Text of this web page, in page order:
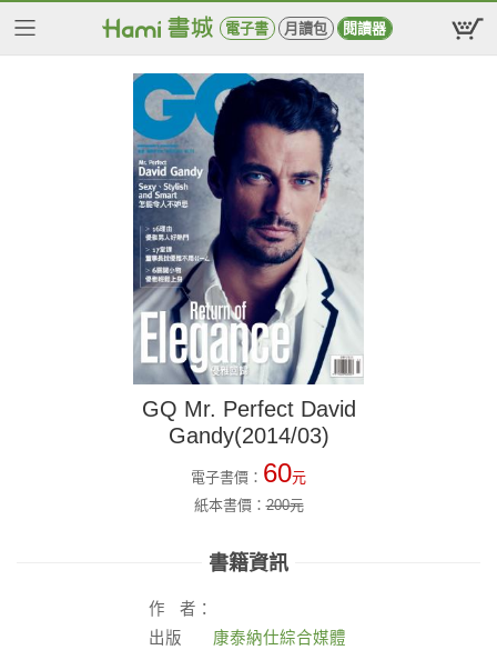
電子書 月讀包 閱讀器
GQ Mr. Perfect David
Gandy(2014/03)
電子書價： 60元
紙本書價：200元
書籍資訊
作
者：
出版
康泰納仕綜合媒體